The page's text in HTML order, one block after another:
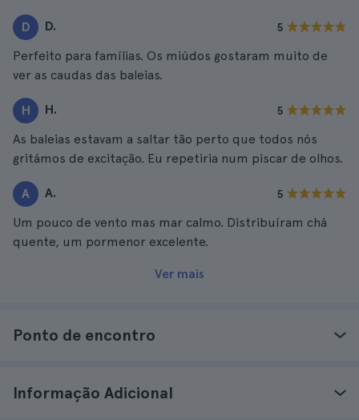
D D. 5
Perfeito para famílias. Os miúdos gostaram muito de
ver as caudas das baleias.
H H. 5
As baleias estavam a saltar tão perto que todos nós
gritámos de excitação. Eu repetiria num piscar de olhos.
A A. 5
Um pouco de vento mas mar calmo. Distribuíram chá
quente, um pormenor excelente.
Ver mais
Ponto de encontro
Informação Adicional